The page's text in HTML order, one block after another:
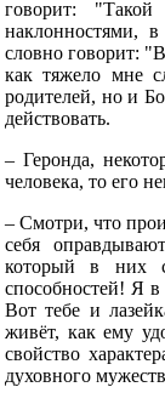
говорит:
наклонностями,
словно говорит:
как тяжело мне
родителей, но и
действовать.
– Геронда,
человека, то его
– Смотри, что
себя
который в них
способностей! Я
Вот тебе и
живёт, как ему
свойство
духовного